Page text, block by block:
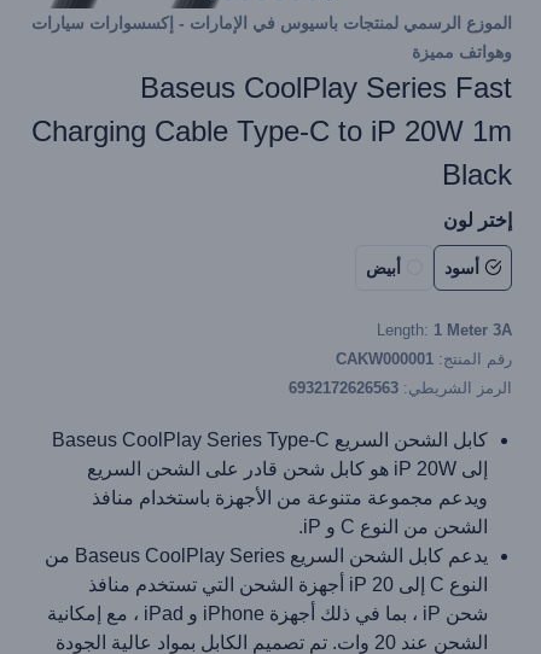
الموزع الرسمي لمنتجات باسيوس في الإمارات - إكسسوارات سيارات
وهواتف مميزة
Baseus CoolPlay Series Fast
Charging Cable Type-C to iP 20W 1m
Black
إختر لون
أسود أبيض
Length: 1 Meter 3A
رقم المنتج: CAKW000001
الرمز الشريطي: 6932172626563
كابل الشحن السريع Baseus CoolPlay Series Type-C
إلى iP 20W هو كابل شحن قادر على الشحن السريع
ويدعم مجموعة متنوعة من الأجهزة باستخدام منافذ
الشحن من النوع C و iP.
يدعم كابل الشحن السريع Baseus CoolPlay Series من
النوع C إلى iP 20 أجهزة الشحن التي تستخدم منافذ
شحن iP ، بما في ذلك أجهزة iPhone و iPad ، مع إمكانية
الشحن عند 20 وات. تم تصميم الكابل بمواد عالية الجودة